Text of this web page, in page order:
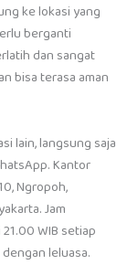
ke lokasi yang
berganti
dan sangat
bisa terasa aman
lain, langsung saja
Kantor
Ngropoh,
Jam
WIB setiap
leluasa.